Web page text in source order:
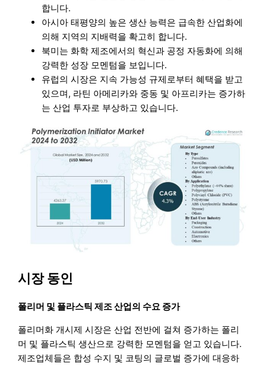
합니다.
아시아 태평양의 높은 생산 능력은 급속한 산업화에
의해 지역의 지배력을 확고히 합니다.
북미는 화학 제조에서의 혁신과 공정 자동화에 의해
강력한 성장 모멘텀을 보입니다.
유럽의 시장은 지속 가능성 규제로부터 혜택을 받고
있으며, 라틴 아메리카와 중동 및 아프리카는 증가하
는 산업 투자로 부상하고 있습니다.
시장 동인
폴리머 및 플라스틱 제조 산업의 수요 증가
폴리머화 개시제 시장은 산업 전반에 걸쳐 증가하는 폴리
머 및 플라스틱 생산으로 강력한 모멘텀을 얻고 있습니다.
제조업체들은 합성 수지 및 코팅의 글로벌 증가에 대응하